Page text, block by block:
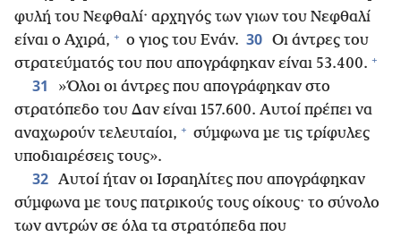
φυλή του Νεφθαλί· αρχηγός των γιων του Νεφθαλί
είναι ο Αχιρά, + ο γιος του Ενάν. 30 Οι άντρες του
στρατεύματός του που απογράφηκαν είναι 53.400. +
31
»Όλοι οι άντρες που απογράφηκαν στο
στρατόπεδο του Δαν είναι 157.600. Αυτοί πρέπει να
αναχωρούν τελευταίοι, + σύμφωνα με τις τρίφυλες
υποδιαιρέσεις τους».
32 Αυτοί ήταν οι Ισραηλίτες που απογράφηκαν
σύμφωνα με τους πατρικούς τους οίκους· το σύνολο
των αντρών σε όλα τα στρατόπεδα που